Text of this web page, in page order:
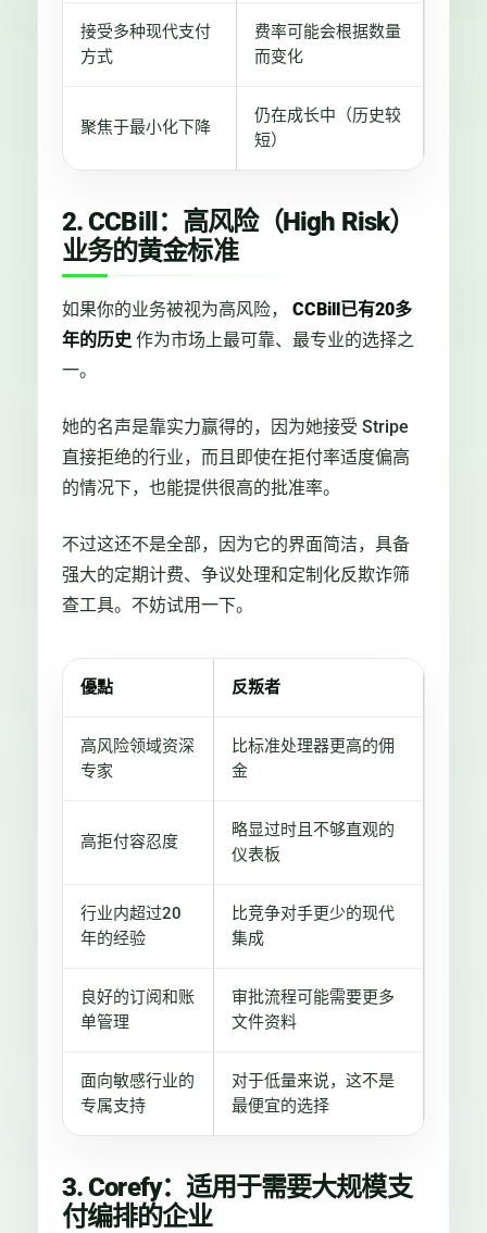
接受多种现代支付
方式
费率可能会根据数量
而变化
聚焦于最小化下降
仍在成长中（历史较
短）
2. CCBill：高风险（High Risk）
业务的黄金标准
如果你的业务被视为高风险， CCBill已有20多
年的历史 作为市场上最可靠、最专业的选择之
一。
她的名声是靠实力赢得的，因为她接受 Stripe
直接拒绝的行业，而且即使在拒付率适度偏高
的情况下，也能提供很高的批准率。
不过这还不是全部，因为它的界面简洁，具备
强大的定期计费、争议处理和定制化反欺诈筛
查工具。不妨试用一下。
優點 反叛者
高风险领域资深
专家
比标准处理器更高的佣
金
高拒付容忍度
略显过时且不够直观的
仪表板
行业内超过20
年的经验
比竞争对手更少的现代
集成
良好的订阅和账
单管理
审批流程可能需要更多
文件资料
面向敏感行业的
专属支持
对于低量来说，这不是
最便宜的选择
3. Corefy：适用于需要大规模支
付编排的企业